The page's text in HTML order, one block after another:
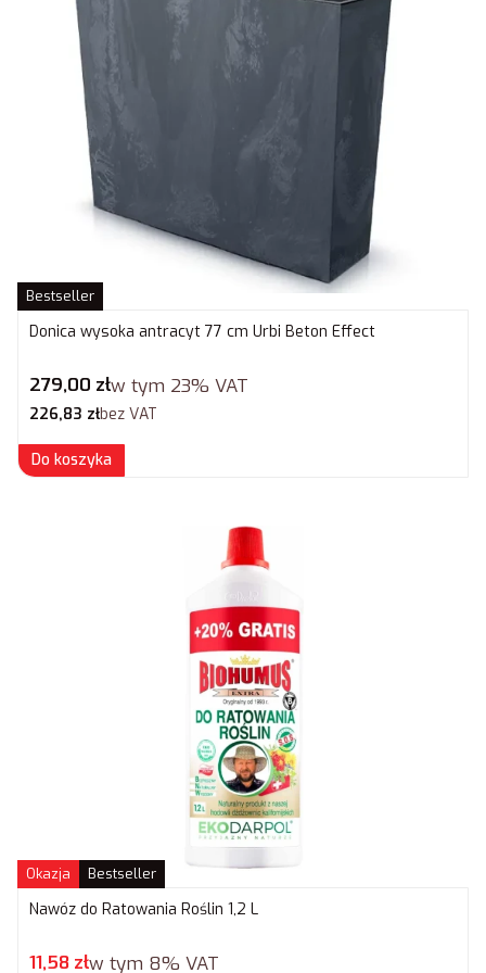
Bestseller
Donica wysoka antracyt 77 cm Urbi Beton Effect
Cena brutto
279,00 złw tym 23% VAT
Cena netto
226,83 złbez VAT
Do koszyka
Okazja Bestseller
Nawóz do Ratowania Roślin 1,2 L
Cena promocyjna brutto
11,58 złw tym 8% VAT